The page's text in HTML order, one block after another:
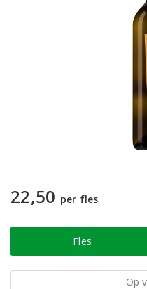
22,50 per fles
Fles
Op